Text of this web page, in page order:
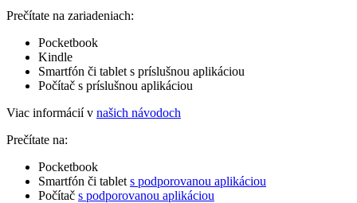
Prečítate na zariadeniach:
Pocketbook
Kindle
Smartfón či tablet s príslušnou aplikáciou
Počítač s príslušnou aplikáciou
Viac informácií v našich návodoch
Prečítate na:
Pocketbook
Smartfón či tablet s podporovanou aplikáciou
Počítač s podporovanou aplikáciou